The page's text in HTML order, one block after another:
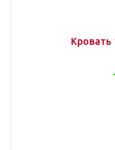
Кровать